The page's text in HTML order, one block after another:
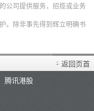
公司提供服务，招揽或业务
。除非事先得到辉立明确书
返回页首
腾讯港股